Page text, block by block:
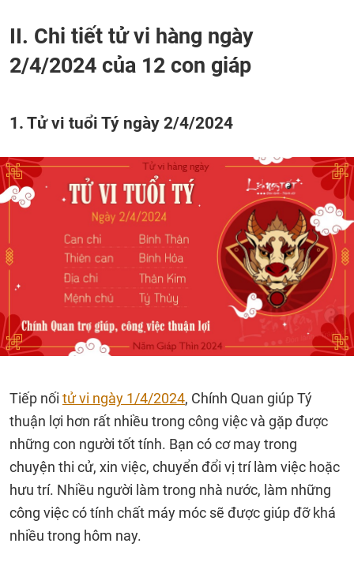
II. Chi tiết tử vi hàng ngày
2/4/2024 của 12 con giáp
1. Tử vi tuổi Tý ngày 2/4/2024
Tiếp nối tử vi ngày 1/4/2024, Chính Quan giúp Tý
thuận lợi hơn rất nhiều trong công việc và gặp được
những con người tốt tính. Bạn có cơ may trong
chuyện thi cử, xin việc, chuyển đổi vị trí làm việc hoặc
hưu trí. Nhiều người làm trong nhà nước, làm những
công việc có tính chất máy móc sẽ được giúp đỡ khá
nhiều trong hôm nay.